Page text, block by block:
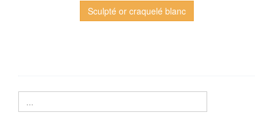
Sculpté or craquelé blanc